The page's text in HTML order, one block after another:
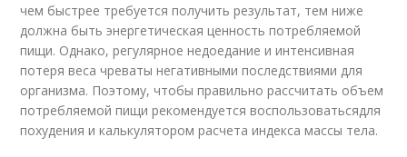
чем быстрее требуется получить результат, тем ниже
должна быть энергетическая ценность потребляемой
пищи. Однако, регулярное недоедание и интенсивная
потеря веса чреваты негативными последствиями для
организма. Поэтому, чтобы правильно рассчитать объем
потребляемой пищи рекомендуется воспользоватьсядля
похудения и калькулятором расчета индекса массы тела.